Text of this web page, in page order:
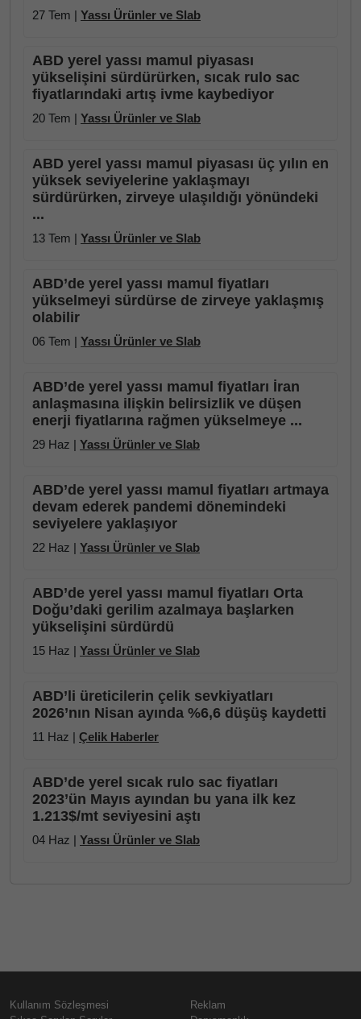
27 Tem | Yassı Ürünler ve Slab
ABD yerel yassı mamul piyasası
yükselişini sürdürürken, sıcak rulo sac
fiyatlarındaki artış ivme kaybediyor
20 Tem | Yassı Ürünler ve Slab
ABD yerel yassı mamul piyasası üç yılın en
yüksek seviyelerine yaklaşmayı
sürdürürken, zirveye ulaşıldığı yönündeki
...
13 Tem | Yassı Ürünler ve Slab
ABD’de yerel yassı mamul fiyatları
yükselmeyi sürdürse de zirveye yaklaşmış
olabilir
06 Tem | Yassı Ürünler ve Slab
ABD’de yerel yassı mamul fiyatları İran
anlaşmasına ilişkin belirsizlik ve düşen
enerji fiyatlarına rağmen yükselmeye ...
29 Haz | Yassı Ürünler ve Slab
ABD’de yerel yassı mamul fiyatları artmaya
devam ederek pandemi dönemindeki
seviyelere yaklaşıyor
22 Haz | Yassı Ürünler ve Slab
ABD’de yerel yassı mamul fiyatları Orta
Doğu’daki gerilim azalmaya başlarken
yükselişini sürdürdü
15 Haz | Yassı Ürünler ve Slab
ABD’li üreticilerin çelik sevkiyatları
2026’nın Nisan ayında %6,6 düşüş kaydetti
11 Haz | Çelik Haberler
ABD’de yerel sıcak rulo sac fiyatları
2023’ün Mayıs ayından bu yana ilk kez
1.213$/mt seviyesini aştı
04 Haz | Yassı Ürünler ve Slab
Kullanım Sözleşmesi
Reklam